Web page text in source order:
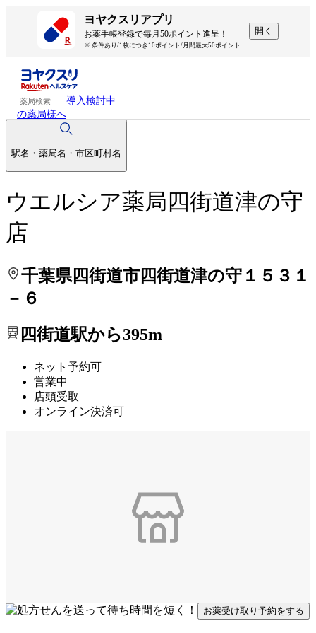
ヨヤクスリアプリ
お薬手帳登録で毎月50ポイント進呈！
※ 条件あり/1枚につき10ポイント/月間最大50ポイント
開く
薬局検索
導入検討中
の薬局様へ
駅名・薬局名・市区町村名
ウエルシア薬局四街道津の守
店
千葉県四街道市四街道津の守１５３１
－６
四街道駅から395m
ネット予約可
営業中
店頭受取
オンライン決済可
処方せんを送って待ち時間を短く！
お薬受け取り予約をする
処方せんを送って待ち時間を短く！